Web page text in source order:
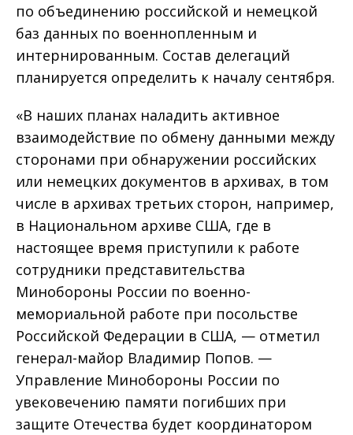
по объединению российской и немецкой
баз данных по военнопленным и
интернированным. Состав делегаций
планируется определить к началу сентября.
«В наших планах наладить активное
взаимодействие по обмену данными между
сторонами при обнаружении российских
или немецких документов в архивах, в том
числе в архивах третьих сторон, например,
в Национальном архиве США, где в
настоящее время приступили к работе
сотрудники представительства
Минобороны России по военно-
мемориальной работе при посольстве
Российской Федерации в США, — отметил
генерал-майор Владимир Попов. —
Управление Минобороны России по
увековечению памяти погибших при
защите Отечества будет координатором